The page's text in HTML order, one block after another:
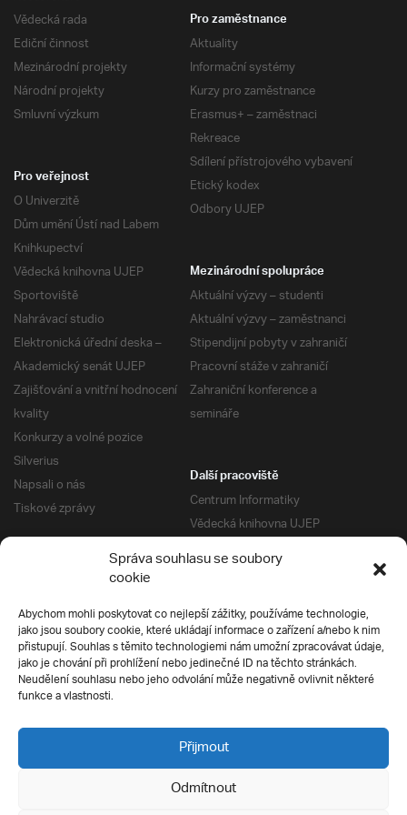
Správa souhlasu se soubory
cookie
Abychom mohli poskytovat co nejlepší zážitky, používáme technologie,
jako jsou soubory cookie, které ukládají informace o zařízení a/nebo k nim
přistupují. Souhlas s těmito technologiemi nám umožní zpracovávat údaje,
jako je chování při prohlížení nebo jedinečné ID na těchto stránkách.
Neudělení souhlasu nebo jeho odvolání může negativně ovlivnit některé
funkce a vlastnosti.
Přijmout
Odmítnout
Vědecká rada
Ediční činnost
Mezinárodní projekty
Národní projekty
Smluvní výzkum
Pro zaměstnance
Aktuality
Informační systémy
Kurzy pro zaměstnance
Erasmus+ – zaměstnaci
Rekreace
Sdílení přístrojového vybavení
Etický kodex
Odbory UJEP
Pro veřejnost
O Univerzitě
Dům umění Ústí nad Labem
Knihkupectví
Vědecká knihovna UJEP
Sportoviště
Nahrávací studio
Elektronická úřední deska –
Akademický senát UJEP
Zajišťování a vnitřní hodnocení
kvality
Konkurzy a volné pozice
Silverius
Napsali o nás
Tiskové zprávy
Mezinárodní spolupráce
Aktuální výzvy – studenti
Aktuální výzvy – zaměstnanci
Stipendijní pobyty v zahraničí
Pracovní stáže v zahraničí
Zahraniční konference a
semináře
Další pracoviště
Centrum Informatiky
Vědecká knihovna UJEP
Správa kolejí a menz
Univerzitní centrum podpory
Silverius
Pro uchazeče
Přijímací řízení
E-prihlaska
Přípravné kurzy
Ochrana soukromí